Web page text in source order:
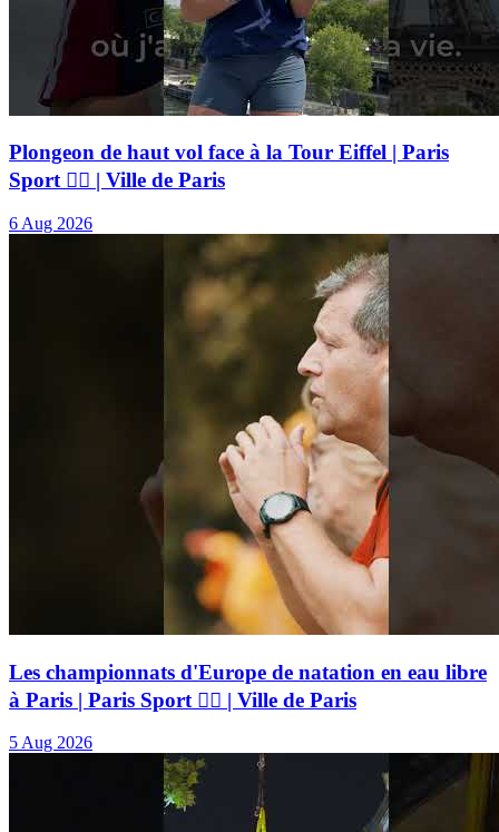
Plongeon de haut vol face à la Tour Eiffel | Paris
Sport 🏃‍♂️ | Ville de Paris
6 Aug 2026
Les championnats d'Europe de natation en eau libre
à Paris | Paris Sport 🏃‍♂️ | Ville de Paris
5 Aug 2026